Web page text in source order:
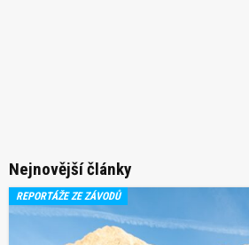
Nejnovější články
REPORTÁŽE ZE ZÁVODŮ